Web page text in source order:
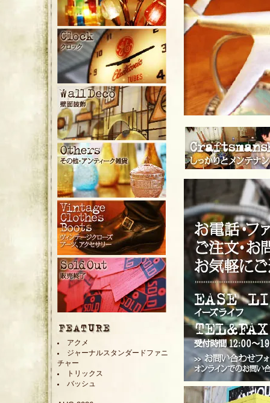
アクメ
ジャーナルスタンダードファニ
チャー
トリックス
バッシュ